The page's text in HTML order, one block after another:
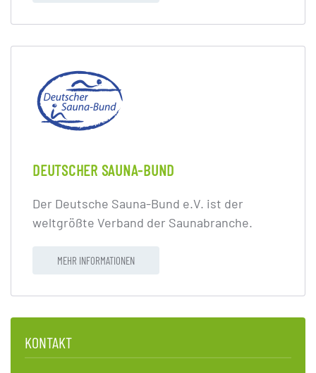
DEUTSCHER SAUNA-BUND
Der Deutsche Sauna-Bund e.V. ist der
weltgrößte Verband der Saunabranche.
MEHR INFORMATIONEN
KONTAKT